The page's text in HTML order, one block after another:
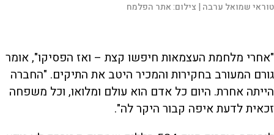
רוברט-לסטר (בוב) ויקמן | צילום: אתר יזכור
טוראי גבריאלי גבריאלידס שמואל סמי | צילום: טוראי שמואל ערבה | צילום:אתר הפלמח סגן דוד מזרחי | צילום:אתר יזכור סגן עזרא עפגין | צילום:סגן עזרא עפגין
"אחרי מלחמת העצמאות חיפשו קצת – ואז הפסיקו", אומר
גורם המעורב בחקירות והמכיר היטב את התיקים. "החברה
הייתה אחרת. היום כל אדם הוא עולם ומלואו, וכל משפחה
זכאית לדעת איפה קבור היקר לה".